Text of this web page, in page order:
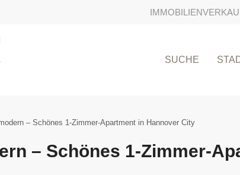
SUCHE
– Schönes 1-Zimmer-Apartment in Hannover City
– Schönes 1-Zimmer-